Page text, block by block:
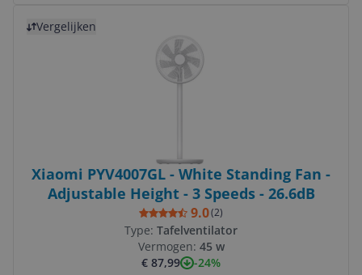
Vergelijken
Xiaomi PYV4007GL - White Standing Fan -
Adjustable Height - 3 Speeds - 26.6dB
9.0(2)
Type: Tafelventilator
Vermogen: 45 w
€ 87,99
-24%